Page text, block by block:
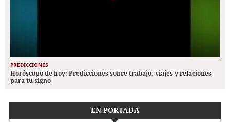
PREDICCIONES
Horóscopo de hoy: Predicciones sobre trabajo, viajes y relaciones
para tu signo
EN PORTADA